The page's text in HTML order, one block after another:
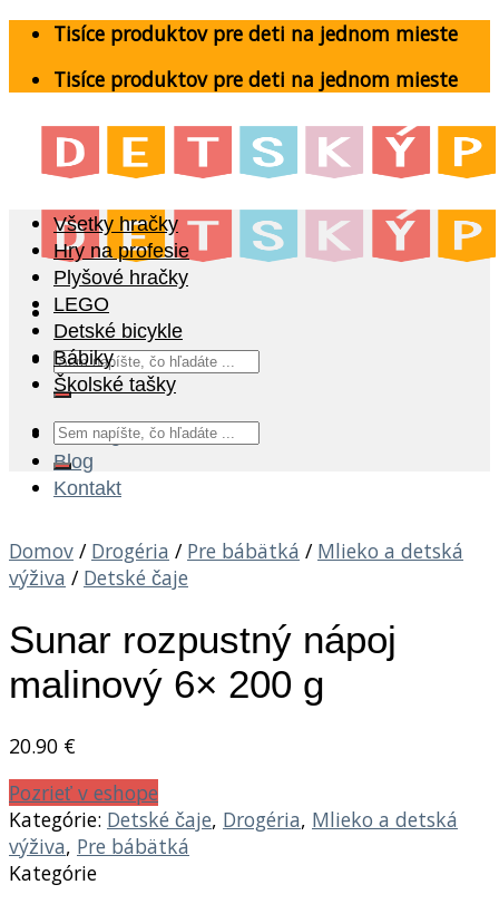
Skip
content
Tisíce produktov pre deti na jednom mieste
Tisíce produktov pre deti na jednom mieste
Hľadať:
Katalóg
Blog
Kontakt
Všetky hračky
Hry na profesie
Plyšové hračky
LEGO
Detské bicykle
Bábiky
Školské tašky
Hľadať:
Domov / Drogéria / Pre bábätká / Mlieko a detská
výživa / Detské čaje
Sunar rozpustný nápoj
malinový 6× 200 g
20.90 €
Pozrieť v eshope
Kategórie: Detské čaje, Drogéria, Mlieko a detská
výživa, Pre bábätká
Kategórie